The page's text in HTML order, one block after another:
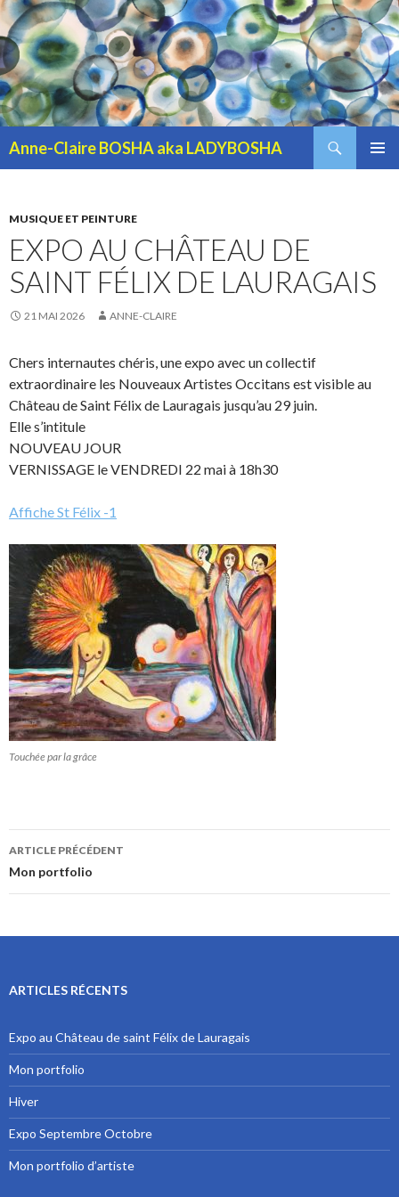
Anne-Claire BOSHA aka LADYBOSHA
MUSIQUE ET PEINTURE
EXPO AU CHÂTEAU DE
SAINT FÉLIX DE LAURAGAIS
21 MAI 2026 ANNE-CLAIRE
Chers internautes chéris, une expo avec un collectif
extraordinaire les Nouveaux Artistes Occitans est visible au
Château de Saint Félix de Lauragais jusqu’au 29 juin.
Elle s’intitule
NOUVEAU JOUR
VERNISSAGE le VENDREDI 22 mai à 18h30
Affiche St Félix -1
Touchée par la grâce
Navigation de l’article
ARTICLE PRÉCÉDENT
Mon portfolio
ARTICLES RÉCENTS
Expo au Château de saint Félix de Lauragais
Mon portfolio
Hiver
Expo Septembre Octobre
Mon portfolio d’artiste